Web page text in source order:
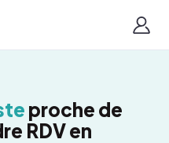
proche de
RDV en